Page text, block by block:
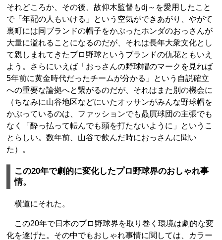
それどころか、その後、故仰木監督もdj～を愛用したこと
で「年配の人もいける」という空気ができあがり、やがて
裏町には同ブランドの帽子をかぶったホンダのおっさんが
大量に溢れることになるのだが、それは長年大衆文化とし
て親しまれてきたプロ野球というブランドの仇花ともいえ
よう。さらにいえば「おっさんの野球帽のマークを見れば
5年前に黄金時代だったチームが分かる」という自説確立
への重要な論拠へと繋がるのだが、それはまた別の機会に
（ちなみに山谷地区などにいたオッサンがみんな野球帽を
かぶっているのは、ファッションでも贔屓球団の主張でも
なく「酔っ払って転んでも頭を打たないように」というこ
とらしい。数年前、山谷で飲んだ時におっさんに聞い
た）。
この20年で劇的に変化したプロ野球界のおしゃれ事
情。
横道にそれた。
この20年で日本のプロ野球界を取り巻く環境は劇的な変
化を遂げた。その中でもおしゃれ事情に関しては、カラー